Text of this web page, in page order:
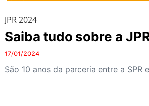
JPR 2024
Saiba tudo sobre a
17/01/2024
São 10 anos da parceria entre a SPR